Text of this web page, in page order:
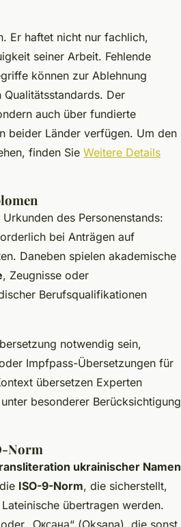
Er haftet nicht nur fachlich,
seiner Arbeit. Fehlende
können zur Ablehnung
Der
auch über fundierte
beider Länder verfügen. Um den
finden Sie Weitere Details
des Personenstands:
bei Anträgen auf
Daneben spielen akademische
, Zeugnisse oder
Berufsqualifikationen
notwendig sein,
Impfpass-Übersetzungen für
übersetzen Experten
besonderer Berücksichtigung
Norm
ukrainischer Namen
ISO-9-Norm, die sicherstellt,
übertragen werden.